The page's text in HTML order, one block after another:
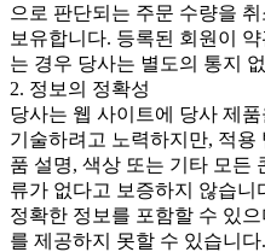
으로 판단되는 주문 수량을
보유합니다. 등록된 회원이
는 경우 당사는 별도의 통지
2. 정보의 정확성
당사는 웹 사이트에 당사 제
기술하려고 노력하지만, 적용
품 설명, 색상 또는 기타 모든
류가 없다고 보증하지 않습니
정확한 정보를 포함할 수 있
를 제공하지 못할 수 있습니